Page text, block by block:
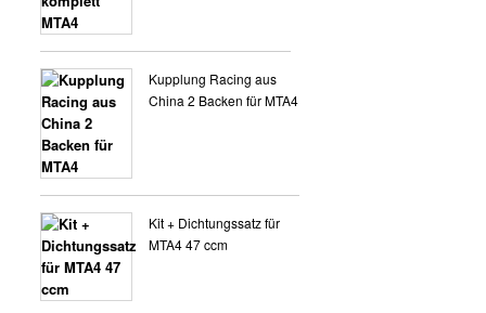
Kupplung Racing aus
China 2 Backen für MTA4
Kit + Dichtungssatz für
MTA4 47 ccm